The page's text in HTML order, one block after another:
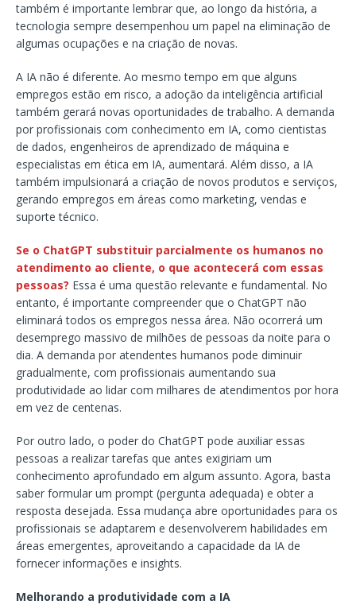
também é importante lembrar que, ao longo da história, a
tecnologia sempre desempenhou um papel na eliminação de
algumas ocupações e na criação de novas.
A IA não é diferente. Ao mesmo tempo em que alguns
empregos estão em risco, a adoção da inteligência artificial
também gerará novas oportunidades de trabalho. A demanda
por profissionais com conhecimento em IA, como cientistas
de dados, engenheiros de aprendizado de máquina e
especialistas em ética em IA, aumentará. Além disso, a IA
também impulsionará a criação de novos produtos e serviços,
gerando empregos em áreas como marketing, vendas e
suporte técnico.
Se o ChatGPT substituir parcialmente os humanos no
atendimento ao cliente, o que acontecerá com essas
pessoas? Essa é uma questão relevante e fundamental. No
entanto, é importante compreender que o ChatGPT não
eliminará todos os empregos nessa área. Não ocorrerá um
desemprego massivo de milhões de pessoas da noite para o
dia. A demanda por atendentes humanos pode diminuir
gradualmente, com profissionais aumentando sua
produtividade ao lidar com milhares de atendimentos por hora
em vez de centenas.
Por outro lado, o poder do ChatGPT pode auxiliar essas
pessoas a realizar tarefas que antes exigiriam um
conhecimento aprofundado em algum assunto. Agora, basta
saber formular um prompt (pergunta adequada) e obter a
resposta desejada. Essa mudança abre oportunidades para os
profissionais se adaptarem e desenvolverem habilidades em
áreas emergentes, aproveitando a capacidade da IA de
fornecer informações e insights.
Melhorando a produtividade com a IA